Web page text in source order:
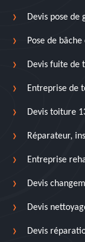
Devis pose de
Pose de
Devis fuite de
Entreprise de
Devis toiture
Réparateur,
Entreprise
Devis
Devis
Devis